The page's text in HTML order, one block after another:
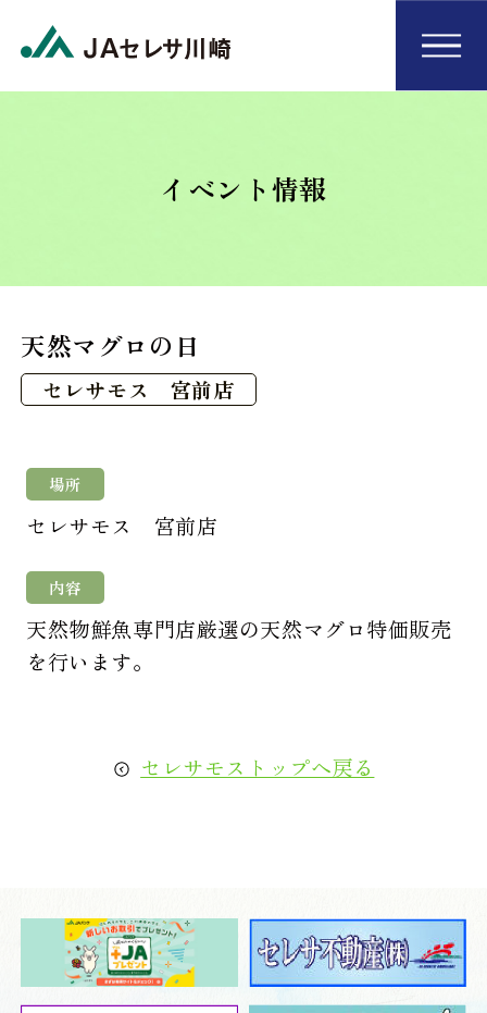
イベント情報
天然マグロの日
セレサモス 宮前店
場所
セレサモス 宮前店
内容
天然物鮮魚専門店厳選の天然マグロ特価販売
を行います。
セレサモストップへ戻る